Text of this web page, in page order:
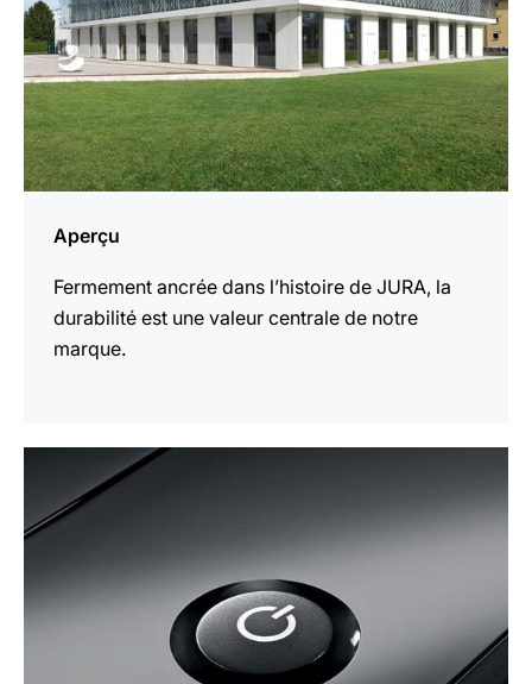
Aperçu
Fermement ancrée dans l’histoire de JURA, la
durabilité est une valeur centrale de notre
marque.
savoir
plus